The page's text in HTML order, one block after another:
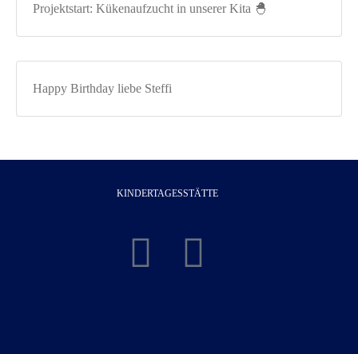
Projektstart: Kükenaufzucht in unserer Kita 🐣
Happy Birthday liebe Steffi
KINDERTAGESSTÄTTE